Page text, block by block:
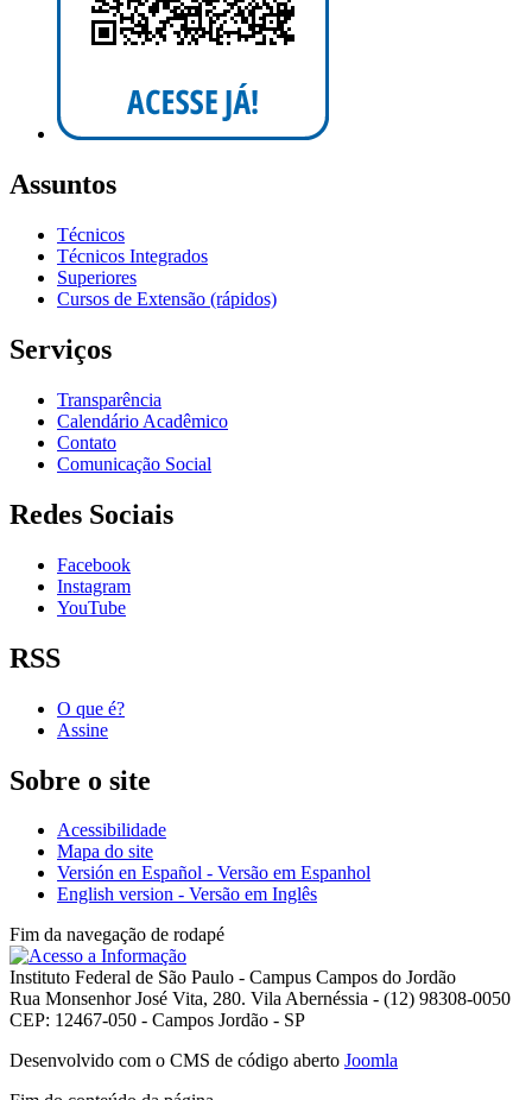
Assuntos
Técnicos
Técnicos Integrados
Superiores
Cursos de Extensão (rápidos)
Serviços
Transparência
Calendário Acadêmico
Contato
Comunicação Social
Redes Sociais
Facebook
Instagram
YouTube
RSS
O que é?
Assine
Sobre o site
Acessibilidade
Mapa do site
Versión en Español - Versão em Espanhol
English version - Versão em Inglês
Fim da navegação de rodapé
Instituto Federal de São Paulo - Campus Campos do Jordão
Rua Monsenhor José Vita, 280. Vila Abernéssia - (12) 98308-0050
CEP: 12467-050 - Campos Jordão - SP
Desenvolvido com o CMS de código aberto Joomla